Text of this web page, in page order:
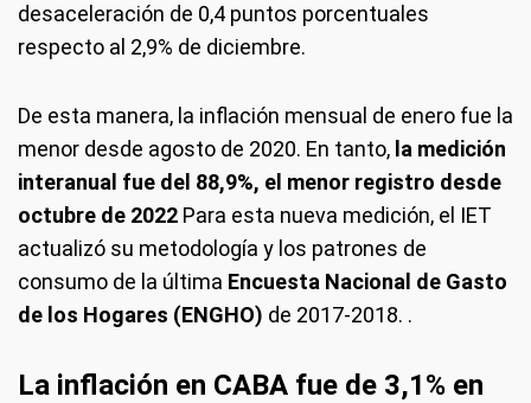
desaceleración de 0,4 puntos porcentuales
respecto al 2,9% de diciembre.
De esta manera, la inflación mensual de enero fue la
menor desde agosto de 2020. En tanto, la medición
interanual fue del 88,9%, el menor registro desde
octubre de 2022 Para esta nueva medición, el IET
actualizó su metodología y los patrones de
consumo de la última Encuesta Nacional de Gasto
de los Hogares (ENGHO) de 2017-2018. .
La inflación en CABA fue de 3,1% en